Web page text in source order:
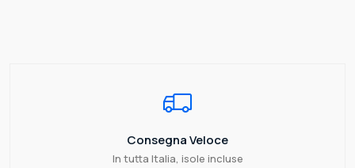
Consegna Veloce
In tutta Italia, isole incluse